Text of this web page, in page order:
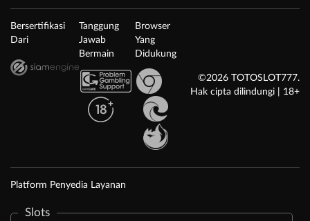
Bersertifikasi
Dari
Tanggung
Jawab
Bermain
Browser
Yang
Didukung
©2026 TOTOSLOT777.
Hak cipta dilindungi | 18+
Platform Penyedia Layanan
Slots